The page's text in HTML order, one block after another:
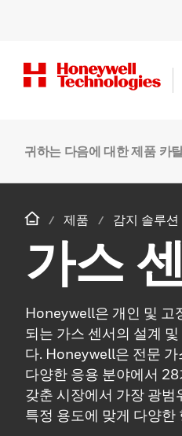
귀하는 다음에 대한 제품 카
제품 감지 솔루션
가스
Honeywell은 개인 및 고
되는 가스 센서의 설계
다. Honeywell은 전문
다양한 응용 분야에서
갖춘 시장에서 가장 광범
특정 용도에 맞게 다양한